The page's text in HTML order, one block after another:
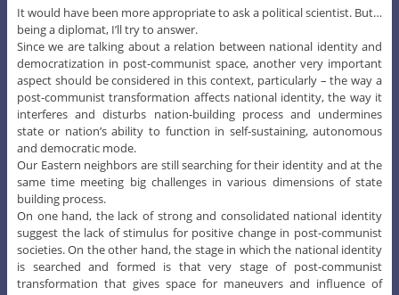
It would have been more appropriate to ask a political scientist. But…
being a diplomat, I’ll try to answer.
Since we are talking about a relation between national identity and
democratization in post-communist space, another very important
aspect should be considered in this context, particularly – the way a
post-communist transformation affects national identity, the way it
interferes and disturbs nation-building process and undermines
state or nation’s ability to function in self-sustaining, autonomous
and democratic mode.
Our Eastern neighbors are still searching for their identity and at the
same time meeting big challenges in various dimensions of state
building process.
On one hand, the lack of strong and consolidated national identity
suggest the lack of stimulus for positive change in post-communist
societies. On the other hand, the stage in which the national identity
is searched and formed is that very stage of post-communist
transformation that gives space for maneuvers and influence of